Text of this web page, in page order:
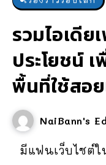
รวมไอเดีย
ประโยชน์
พื้นที่ใช้สอ
NaiBann's
มีแฟนเว็บไซต์